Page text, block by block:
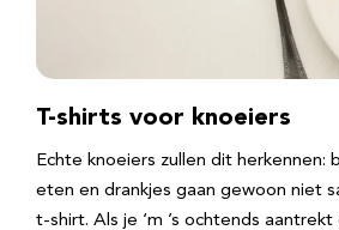
T-shirts voor knoeiers
Echte knoeiers zullen dit herkennen:
eten en drankjes gaan gewoon niet
t-shirt. Als je ‘m ’s ochtends